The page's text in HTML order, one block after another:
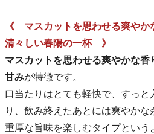
《 マスカットを思わせる爽やか
清々しい春陽の一杯 》
マスカットを思わせる爽やかな
甘みが特徴です。
口当たりはとても軽快で、すっと
り、飲み終えたあとには爽やかな
重厚な旨味を楽しむタイプという